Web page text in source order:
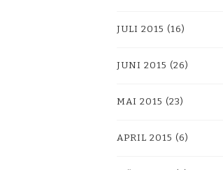
JULI 2015 (16)
JUNI 2015 (26)
MAI 2015 (23)
APRIL 2015 (6)